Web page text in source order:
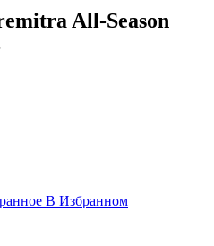
All-Season
В Избранном